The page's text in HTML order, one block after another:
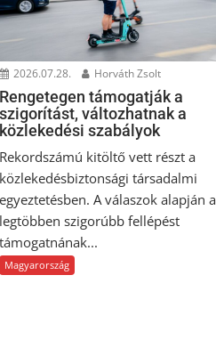
2026.07.28. Horváth Zsolt
Rengetegen támogatják a
szigorítást, változhatnak a
közlekedési szabályok
Rekordszámú kitöltő vett részt a
közlekedésbiztonsági társadalmi
egyeztetésben. A válaszok alapján a
legtöbben szigorúbb fellépést
támogatnának...
Magyarország